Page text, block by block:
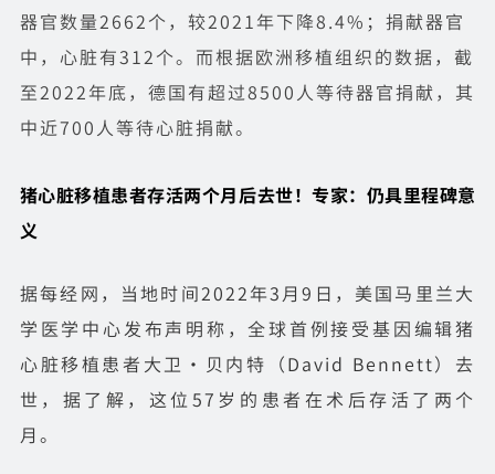
器官数量2662个，较2021年下降8.4%；捐献器官
中，心脏有312个。而根据欧洲移植组织的数据，截
至2022年底，德国有超过8500人等待器官捐献，其
中近700人等待心脏捐献。
猪心脏移植患者存活两个月后去世！专家：仍具里程碑意
义
据每经网，当地时间2022年3月9日，美国马里兰大
学医学中心发布声明称，全球首例接受基因编辑猪
心脏移植患者大卫·贝内特（David Bennett）去
世，据了解，这位57岁的患者在术后存活了两个
月。